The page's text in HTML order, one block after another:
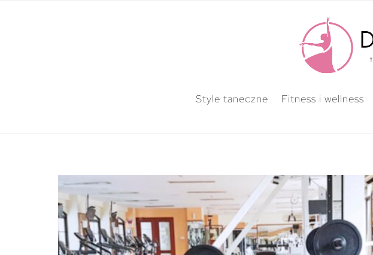
Style taneczne Fitness i wellness